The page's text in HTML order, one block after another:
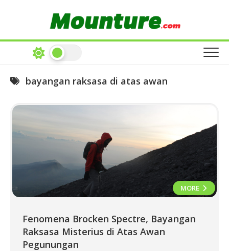
bayangan raksasa di atas awan
MORE
Fenomena Brocken Spectre, Bayangan
Raksasa Misterius di Atas Awan
Pegunungan